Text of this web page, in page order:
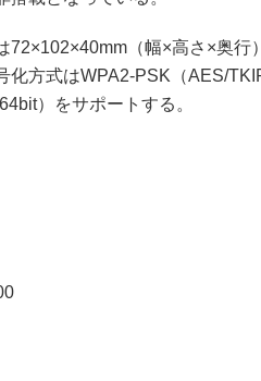
（幅×高さ×奥行
化方式はWPA2-PSK（AES/
）をサポートする。